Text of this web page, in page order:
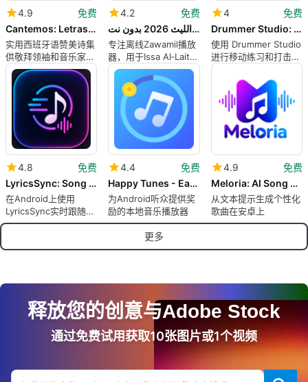
4.9
免费
Cantemos: Letras y acordes
实用西班牙语赞美诗集
供敬拜领袖和音乐家使
用
4.2
免费
زوامل عيسى الليث 2026 بدون نت
专注离线Zawamil播放
器，用于Issa Al‑Laith
的2026年录音
4
免费
Drummer Studio: Drum Kit
使用 Drummer Studio
进行移动练习和打击乐
制作：鼓组
4.8
免费
LyricsSync: Song Lyrics
在Android上使用
LyricsSync实时跟随和
翻译歌词
4.4
免费
Happy Tunes - Earn Play
为Android听众提供奖
励的本地音乐播放器
4.9
免费
Meloria: AI Song Music Maker
从文本提示生成个性化
歌曲在安卓上
更多
释放您的创意与Adobe Stock
通过免费试用获取10张图片或1个视频
搜索Adobe.com网站